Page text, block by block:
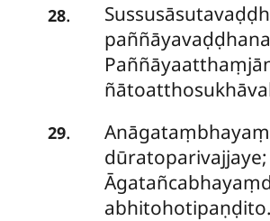
28.
29.
dūratoparivajjaye;
abhitohotipaṇḍito.